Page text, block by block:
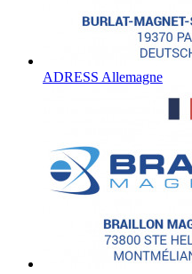
ADRESS Allemagne